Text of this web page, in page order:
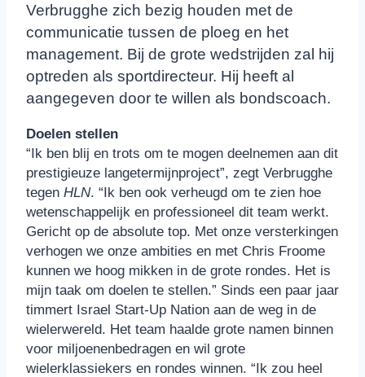
Verbrugghe zich bezig houden met de
communicatie tussen de ploeg en het
management. Bij de grote wedstrijden zal hij
optreden als sportdirecteur. Hij heeft al
aangegeven door te willen als bondscoach.
Doelen stellen
“Ik ben blij en trots om te mogen deelnemen aan dit
prestigieuze langetermijnproject”, zegt Verbrugghe
tegen HLN. “Ik ben ook verheugd om te zien hoe
wetenschappelijk en professioneel dit team werkt.
Gericht op de absolute top. Met onze versterkingen
verhogen we onze ambities en met Chris Froome
kunnen we hoog mikken in de grote rondes. Het is
mijn taak om doelen te stellen.” Sinds een paar jaar
timmert Israel Start-Up Nation aan de weg in de
wielerwereld. Het team haalde grote namen binnen
voor miljoenenbedragen en wil grote
wielerklassiekers en rondes winnen. “Ik zou heel